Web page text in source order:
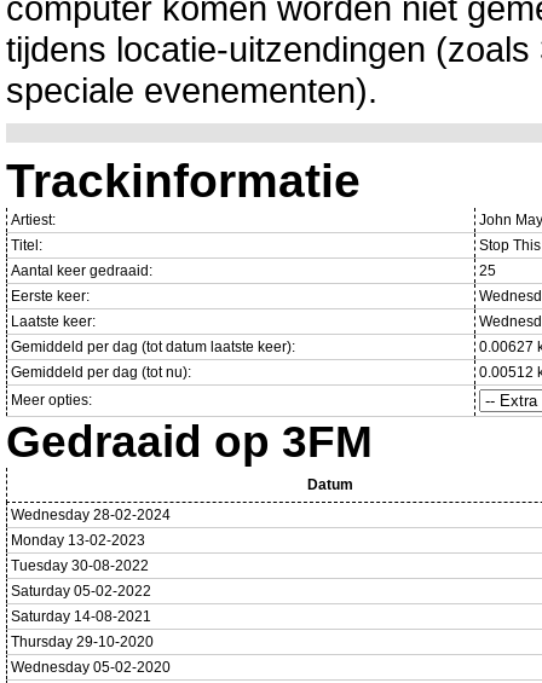
tijdens locatie-uitzendingen
speciale evenementen).
Trackinformatie
Artiest:
John
Titel:
Stop
Aantal keer gedraaid:
25
Eerste keer:
Laatste keer:
Gemiddeld per dag (tot datum laatste keer):
0.00627
Gemiddeld per dag (tot nu):
0.00512
Meer opties:
Gedraaid op 3FM
Datum
Wednesday 28-02-2024
Monday 13-02-2023
Tuesday 30-08-2022
Saturday 05-02-2022
Saturday 14-08-2021
Thursday 29-10-2020
Wednesday 05-02-2020